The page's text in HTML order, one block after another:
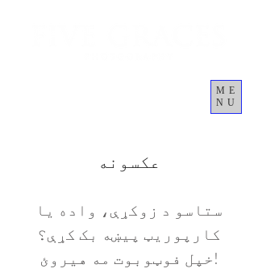
ME
NU
عکسونه
ستاسو د زوکړې، واده یا
کارپوریټ پیښه بک کړې؟
خپل فوټوبوت مه هیروئ!